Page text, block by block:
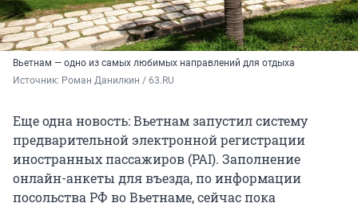
Вьетнам — одно из самых любимых направлений для отдыха
Источник: Роман Данилкин / 63.RU
Еще одна новость: Вьетнам запустил систему
предварительной электронной регистрации
иностранных пассажиров (PAI). Заполнение
онлайн-анкеты для въезда, по информации
посольства РФ во Вьетнаме, сейчас пока